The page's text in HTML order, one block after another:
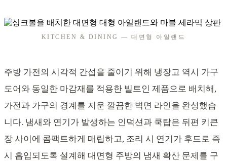
KITCHEN & DINING — 대면형 아일랜드
주방 가전의 시각적 간섭을 줄이기 위해 냉장고 역시 가구
도어와 동일한 마감재를 적용한 빌트인 제품으로 배치해,
가전과 가구의 경계를 지운 깔끔한 벽면 라인을 완성했습
니다. 냄새와 연기가 발생하는 인덕션과 쿡탑은 뒤편 키큰
장 사이에 콤팩트하게 매립하고, 조리 시 연기가 후드로 즉
시 흡입되도록 설계해 대면형 주방의 냄새 확산 문제를 구